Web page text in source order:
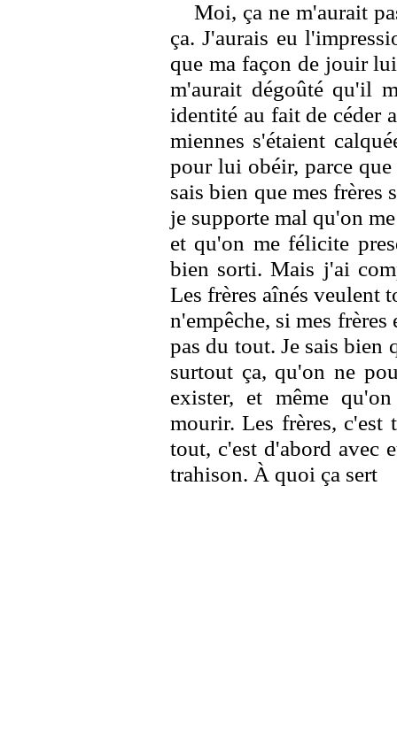
Moi, ça ne m'aurait
ça. J'aurais eu
que ma façon de jouir
m'aurait dégoûté qu'il
identité au fait de céder
miennes s'étaient
pour lui obéir, parce
sais bien que mes frères
je supporte mal qu'on
et qu'on me félicite
bien sorti. Mais j'ai
Les frères aînés veulent
n'empêche, si mes
pas du tout. Je sais bien
surtout ça, qu'on ne
exister, et même
mourir. Les frères, c'est
tout, c'est d'abord avec
trahison. À quoi ça sert